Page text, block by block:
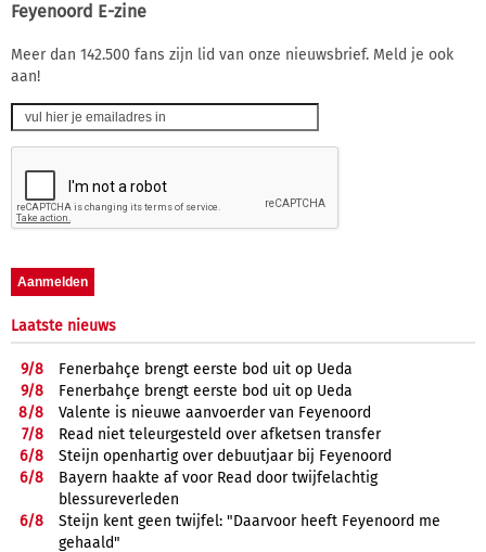
Feyenoord E-zine
Meer dan 142.500 fans zijn lid van onze nieuwsbrief. Meld je ook
aan!
Laatste nieuws
9/8
Fenerbahçe brengt eerste bod uit op Ueda
9/8
Fenerbahçe brengt eerste bod uit op Ueda
8/8
Valente is nieuwe aanvoerder van Feyenoord
7/8
Read niet teleurgesteld over afketsen transfer
6/8
Steijn openhartig over debuutjaar bij Feyenoord
6/8
Bayern haakte af voor Read door twijfelachtig
blessureverleden
6/8
Steijn kent geen twijfel: "Daarvoor heeft Feyenoord me
gehaald"